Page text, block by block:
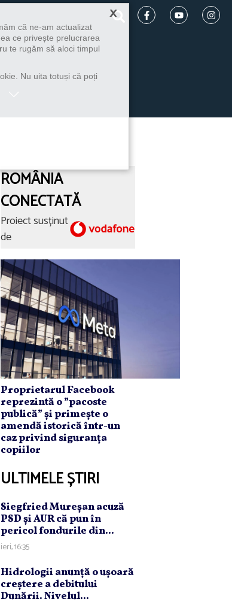
ROMÂNIA
CONECTATĂ
Proiect susținut
de
Proprietarul Facebook
reprezintă o ”pacoste
publică” și primește o
amendă istorică într-un
caz privind siguranța
copiilor
ULTIMELE ȘTIRI
Siegfried Mureşan acuză
PSD şi AUR că pun în
pericol fondurile din...
ieri, 16:35
Hidrologii anunţă o uşoară
creştere a debitului
Dunării. Nivelul...
×
că ne-am actualizat
ce privește prelucrarea
te rugăm să aloci timpul
Nu uita totuși că poți